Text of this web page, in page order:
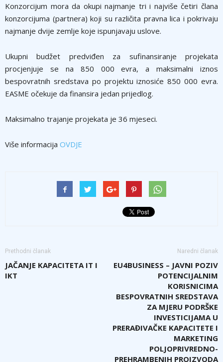
Konzorcijum mora da okupi najmanje tri i najviše četiri člana
konzorcijuma (partnera) koji su različita pravna lica i pokrivaju
najmanje dvije zemlje koje ispunjavaju uslove.
Ukupni budžet predviđen za sufinansiranje projekata
procjenjuje se na 850 000 evra, a maksimalni iznos
bespovratnih sredstava po projektu iznosiće 850 000 evra.
EASME očekuje da finansira jedan prijedlog.
Maksimalno trajanje projekata je 36 mjeseci.
Više informacija OVDJE
Prethodni članak
JAČANJE KAPACITETA IT I
IKT
Naredni članak
EU4BUSINESS – JAVNI POZIV
POTENCIJALNIM
KORISNICIMA
BESPOVRATNIH SREDSTAVA
ZA MJERU PODRŠKE
INVESTICIJAMA U
PRERAĐIVAČKE KAPACITETE I
MARKETING
POLJOPRIVREDNO-
PREHRAMBENIH PROIZVODA